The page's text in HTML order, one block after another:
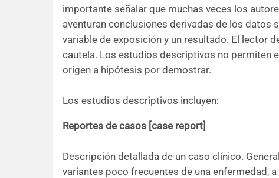
importante señalar que muchas veces los
aventuran conclusiones derivadas de los datos
variable de exposición y un resultado. El lector
cautela. Los estudios descriptivos no permiten
origen a hipótesis por demostrar.
Los estudios descriptivos incluyen:
Reportes de casos [case report]
Descripción detallada de un caso clínico.
variantes poco frecuentes de una enfermedad,